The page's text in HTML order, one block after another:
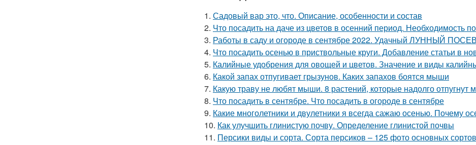
1. Садовый вар это, что. Описание, особенности и состав
2. Что посадить на даче из цветов в осенний период. Необходимость
3. Работы в саду и огороде в сентябре 2022. Удачный ЛУННЫЙ
4. Что посадить осенью в приствольные круги. Добавление статьи в
5. Калийные удобрения для овощей и цветов. Значение и виды
6. Какой запах отпугивает грызунов. Каких запахов боятся мыши
7. Какую траву не любят мыши. 8 растений, которые надолго отпугнут
8. Что посадить в сентябре. Что посадить в огороде в сентябре
9. Какие многолетники и двулетники я всегда сажаю осенью. Почему
10. Как улучшить глинистую почву. Определение глинистой почвы
11. Персики виды и сорта. Сорта персиков – 125 фото основных